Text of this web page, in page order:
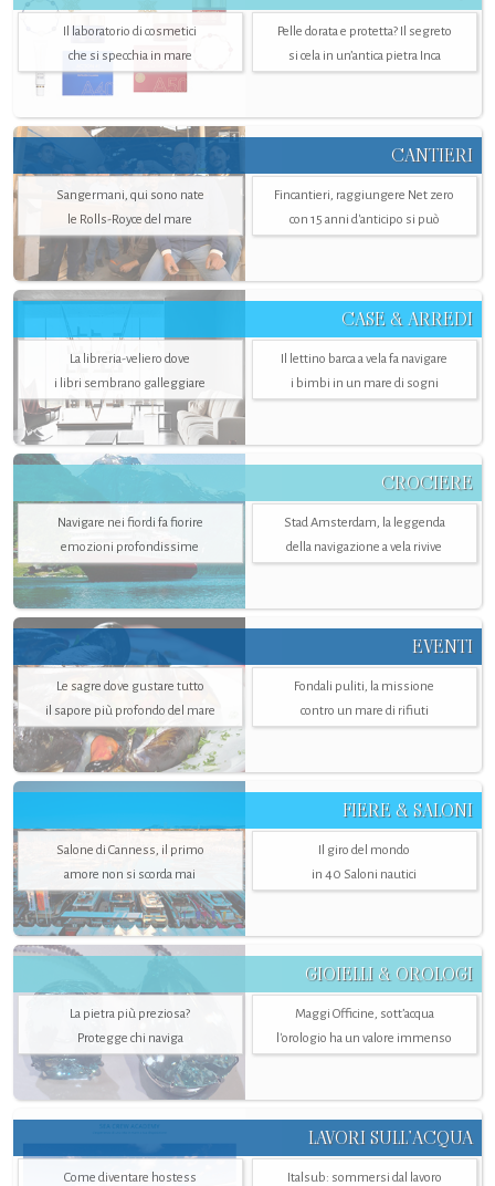
Il laboratorio di cosmetici
che si specchia in mare
Pelle dorata e protetta? Il segreto
si cela in un’antica pietra Inca
CANTIERI
Sangermani, qui sono nate
le Rolls-Royce del mare
Fincantieri, raggiungere Net zero
con 15 anni d'anticipo si può
CASE & ARREDI
La libreria-veliero dove
i libri sembrano galleggiare
Il lettino barca a vela fa navigare
i bimbi in un mare di sogni
CROCIERE
Navigare nei fiordi fa fiorire
emozioni profondissime
Stad Amsterdam, la leggenda
della navigazione a vela rivive
EVENTI
Le sagre dove gustare tutto
il sapore più profondo del mare
Fondali puliti, la missione
contro un mare di rifiuti
FIERE & SALONI
Salone di Canness, il primo
amore non si scorda mai
Il giro del mondo
in 40 Saloni nautici
GIOIELLI & OROLOGI
La pietra più preziosa?
Protegge chi naviga
Maggi Officine, sott’acqua
l'orologio ha un valore immenso
LAVORI SULL’ACQUA
Come diventare hostess
Italsub: sommersi dal lavoro